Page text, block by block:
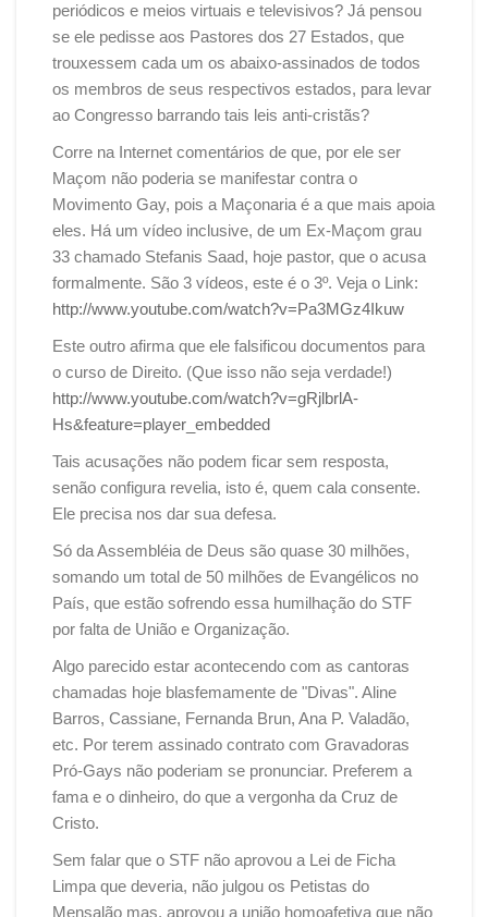
periódicos e meios virtuais e televisivos? Já pensou
se ele pedisse aos Pastores dos 27 Estados, que
trouxessem cada um os abaixo-assinados de todos
os membros de seus respectivos estados, para levar
ao Congresso barrando tais leis anti-cristãs?
Corre na Internet comentários de que, por ele ser
Maçom não poderia se manifestar contra o
Movimento Gay, pois a Maçonaria é a que mais apoia
eles. Há um vídeo inclusive, de um Ex-Maçom grau
33 chamado Stefanis Saad, hoje pastor, que o acusa
formalmente. São 3 vídeos, este é o 3º. Veja o Link:
http://www.youtube.com/watch?v=Pa3MGz4Ikuw
Este outro afirma que ele falsificou documentos para
o curso de Direito. (Que isso não seja verdade!)
http://www.youtube.com/watch?v=gRjlbrlA-
Hs&feature=player_embedded
Tais acusações não podem ficar sem resposta,
senão configura revelia, isto é, quem cala consente.
Ele precisa nos dar sua defesa.
Só da Assembléia de Deus são quase 30 milhões,
somando um total de 50 milhões de Evangélicos no
País, que estão sofrendo essa humilhação do STF
por falta de União e Organização.
Algo parecido estar acontecendo com as cantoras
chamadas hoje blasfemamente de "Divas". Aline
Barros, Cassiane, Fernanda Brun, Ana P. Valadão,
etc. Por terem assinado contrato com Gravadoras
Pró-Gays não poderiam se pronunciar. Preferem a
fama e o dinheiro, do que a vergonha da Cruz de
Cristo.
Sem falar que o STF não aprovou a Lei de Ficha
Limpa que deveria, não julgou os Petistas do
Mensalão mas, aprovou a união homoafetiva que não